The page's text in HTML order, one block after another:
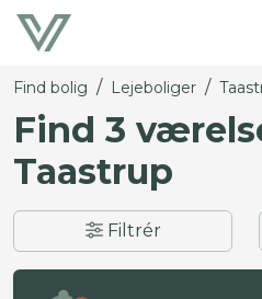
Find bolig / Lejeboliger /
Find 3
Taastrup
Filtrér